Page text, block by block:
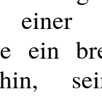
ein